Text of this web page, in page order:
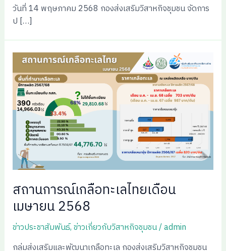
วันที่ 14 พฤษภาคม 2568 กองส่งเสริมวิสาหกิจชุมชน จัดการ
ป […]
สถานการณ์เกลือทะเลไทยเดือน
เมษายน 2568
ข่าวประชาสัมพันธ์,ข่าวเกี่ยวกับวิสาหกิจชุมชน/admin
กลุ่มส่งเสริมและพัฒนาเกลือทะเล กองส่งเสริมวิสาหกิจชุมชน